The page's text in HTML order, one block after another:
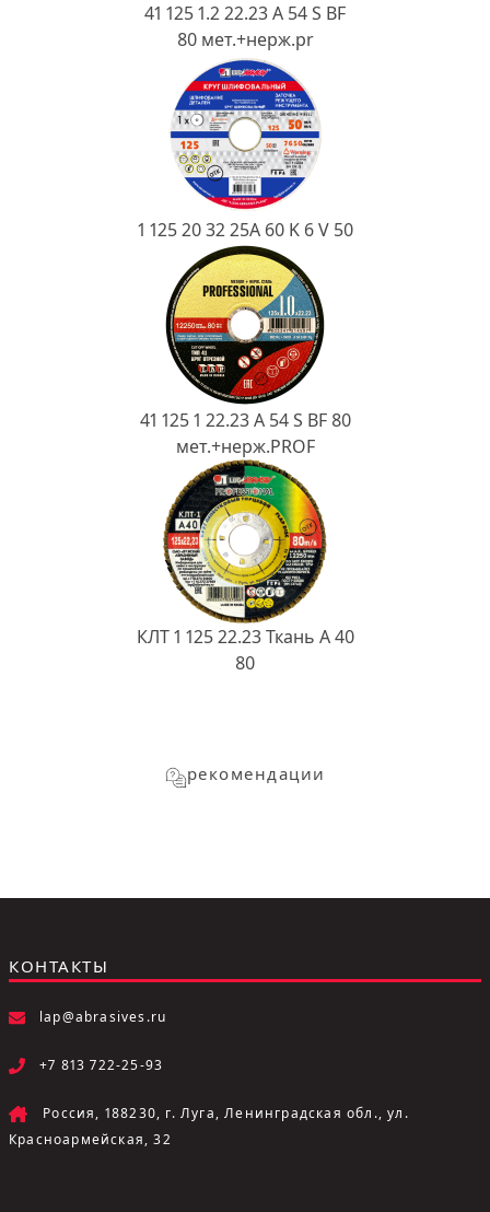
41 125 1.2 22.23 A 54 S BF
80 мет.+нерж.pr
1 125 20 32 25А 60 K 6 V 50
41 125 1 22.23 A 54 S BF 80
мет.+нерж.PROF
КЛТ 1 125 22.23 Ткань A 40
80
рекомендации
КОНТАКТЫ
lap@abrasives.ru
+7 813 722-25-93
Россия, 188230, г. Луга, Ленинградская обл., ул.
Красноармейская, 32